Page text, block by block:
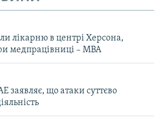
лікарню в центрі Херсона,
медпрацівниці – МВА
заявляє, що атаки суттєво